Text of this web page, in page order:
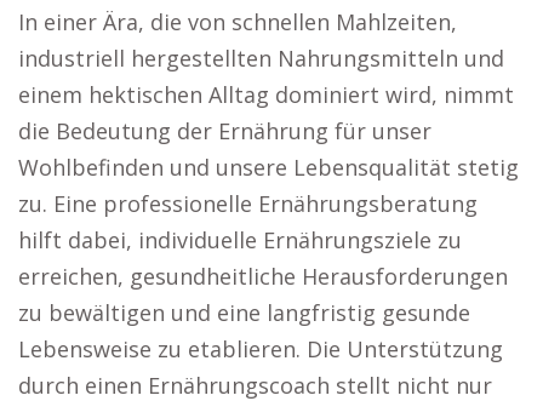
In einer Ära, die von schnellen Mahlzeiten,
industriell hergestellten Nahrungsmitteln und
einem hektischen Alltag dominiert wird, nimmt
die Bedeutung der Ernährung für unser
Wohlbefinden und unsere Lebensqualität stetig
zu. Eine professionelle Ernährungsberatung
hilft dabei, individuelle Ernährungsziele zu
erreichen, gesundheitliche Herausforderungen
zu bewältigen und eine langfristig gesunde
Lebensweise zu etablieren. Die Unterstützung
durch einen Ernährungscoach stellt nicht nur